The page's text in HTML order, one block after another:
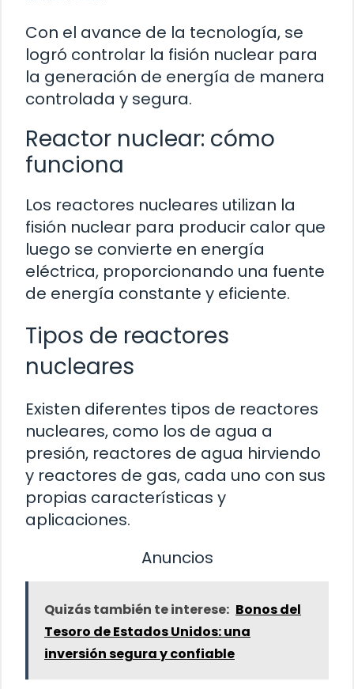
Con el avance de la tecnología, se
logró controlar la fisión nuclear para
la generación de energía de manera
controlada y segura.
Reactor nuclear: cómo
funciona
Los reactores nucleares utilizan la
fisión nuclear para producir calor que
luego se convierte en energía
eléctrica, proporcionando una fuente
de energía constante y eficiente.
Tipos de reactores
nucleares
Existen diferentes tipos de reactores
nucleares, como los de agua a
presión, reactores de agua hirviendo
y reactores de gas, cada uno con sus
propias características y
aplicaciones.
Anuncios
Quizás también te interese: Bonos del
Tesoro de Estados Unidos: una
inversión segura y confiable